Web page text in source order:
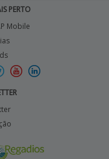
PERTO
Mobile